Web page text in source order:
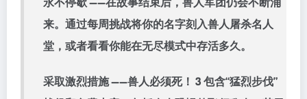
来。通过每周挑战将你的名字刻入兽人屠杀名人
堂，或者看看你能在无尽模式中存活多久。
采取激烈措施 ——兽人必须死！ 3 包含“猛烈步伐”